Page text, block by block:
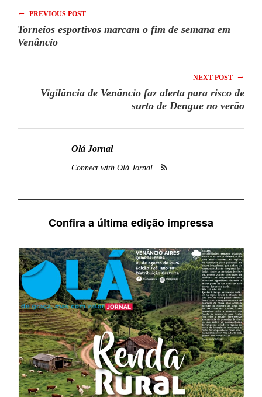
← PREVIOUS POST
Torneios esportivos marcam o fim de semana em
Venâncio
NEXT POST →
Vigilância de Venâncio faz alerta para risco de
surto de Dengue no verão
Olá Jornal
Connect with Olá Jornal
Confira a última edição impressa